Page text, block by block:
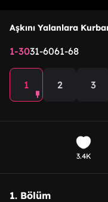
Aşkını Yalanlara
1-3031-6061-68
1 2 3
3.4K
1. Bölüm